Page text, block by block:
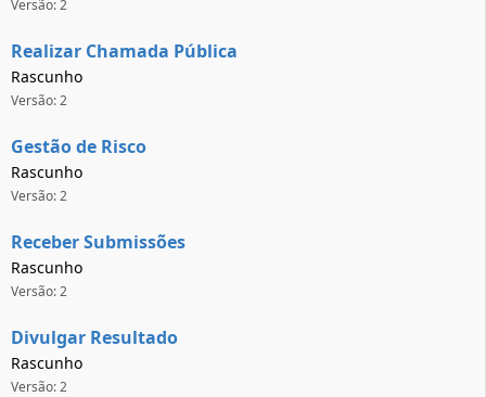
Versão: 2
Realizar Chamada Pública
Rascunho
Versão: 2
Gestão de Risco
Rascunho
Versão: 2
Receber Submissões
Rascunho
Versão: 2
Divulgar Resultado
Rascunho
Versão: 2